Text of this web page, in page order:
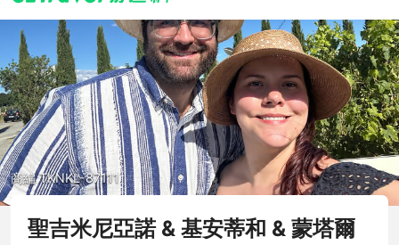
商編 TKNKL-87111
聖吉米尼亞諾 & 基安蒂和 & 蒙塔爾